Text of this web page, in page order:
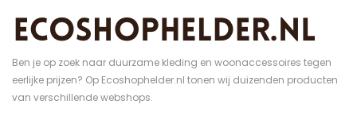
Ben je op zoek naar duurzame kleding en woonaccessoires tegen
eerlijke prijzen? Op Ecoshophelder.nl tonen wij duizenden producten
van verschillende webshops.